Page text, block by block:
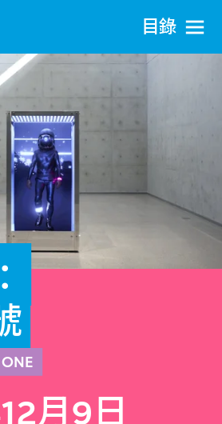
目​錄
月9日